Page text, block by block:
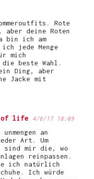
Rote
aber deine Roten
bin ich am
jede Menge
mich
beste Wahl.
Ding, aber
Jacke mit
of life 4/6/17 18:09
an
Art. Um
mir die, wo
reinpassen.
ich natürlich
Ich würde